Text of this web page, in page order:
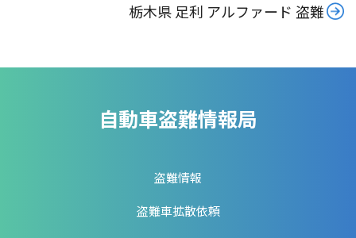
栃木県 足利 アルファード 盗難
自動車盗難情報局
盗難情報
盗難車拡散依頼